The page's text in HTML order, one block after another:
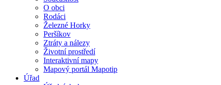
O obci
Rodáci
Železné Horky
Peršíkov
Ztráty a nálezy
Životní prostředí
Interaktivní mapy
Mapový portál Mapotip
Úřad